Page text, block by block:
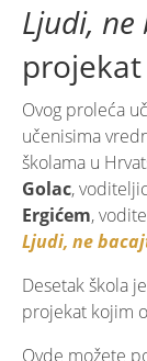
Ljudi, ne
Ovog proleća
učenisima
školama u
Golac,
Ergićem,
Ljudi, ne
Desetak škola
projekat kojim
Ovde možete